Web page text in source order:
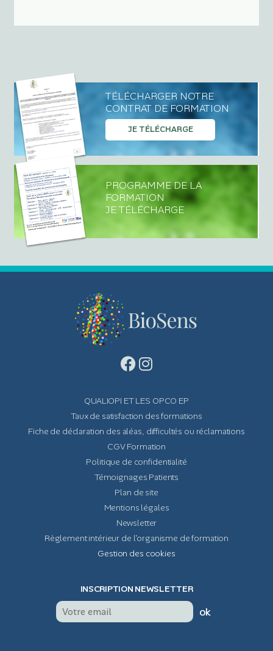
TÉLÉCHARGER NOTRE
CONTRAT DE FORMATION
JE TÉLÉCHARGE
PROGRAMME DE LA
FORMATION
JE TÉLÉCHARGE
QUALIOPI ET LES OPCO EP
Taux de satisfaction des formations
Fiche de déclaration des aléas, difficultés ou réclamations
CGV Formation
Politique de confidentialité
Témoignages Patients
Plan de site
Mentions légales
Newsletter
Règlement intérieur de l'organisme de formation
Gestion des cookies
INSCRIPTION NEWSLETTER
ok